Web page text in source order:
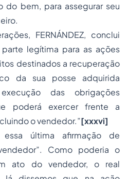
do bem, para assegurar seu
FERNÁNDEZ, conclui
legítima para as ações
destinados a recuperação
da sua posse adquirida
das obrigações
poderá exercer frente a
o vendedor.”[xxxvi]
essa última afirmação de
Como poderia o
ato do vendedor, o real